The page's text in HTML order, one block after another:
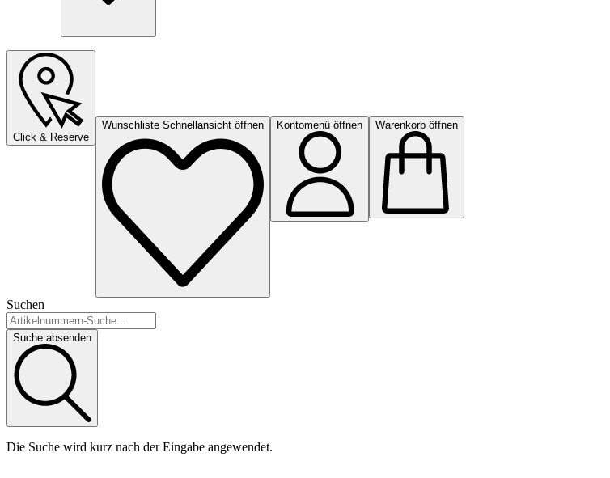
Click & Reserve
Wunschliste Schnellansicht öffnen Kontomenü öffnen Warenkorb öffnen
Suchen
Suche absenden
Die Suche wird kurz nach der Eingabe angewendet.